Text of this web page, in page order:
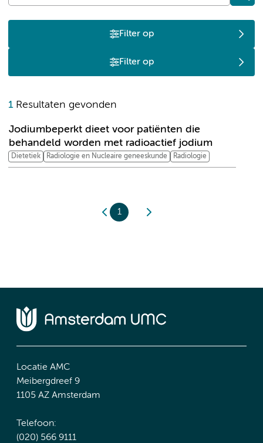
Filter op
Filter op
1Resultaten gevonden
Jodiumbeperkt dieet voor patiënten die
behandeld worden met radioactief jodium
Dietetiek Radiologie en Nucleaire geneeskunde Radiologie
1
Locatie AMC
Meibergdreef 9
1105 AZ Amsterdam
Telefoon:
(020) 566 9111